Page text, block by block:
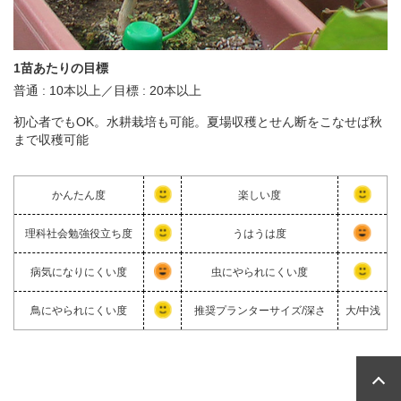
1苗あたりの目標
普通 : 10本以上／目標 : 20本以上
初心者でもOK。水耕栽培も可能。夏場収穫とせん断をこなせば秋
まで収穫可能
かんたん度 楽しい度
理科社会勉強役立ち度 うはうは度
病気になりにくい度 虫にやられにくい度
鳥にやられにくい度 推奨プランターサイズ/深さ 大/中浅